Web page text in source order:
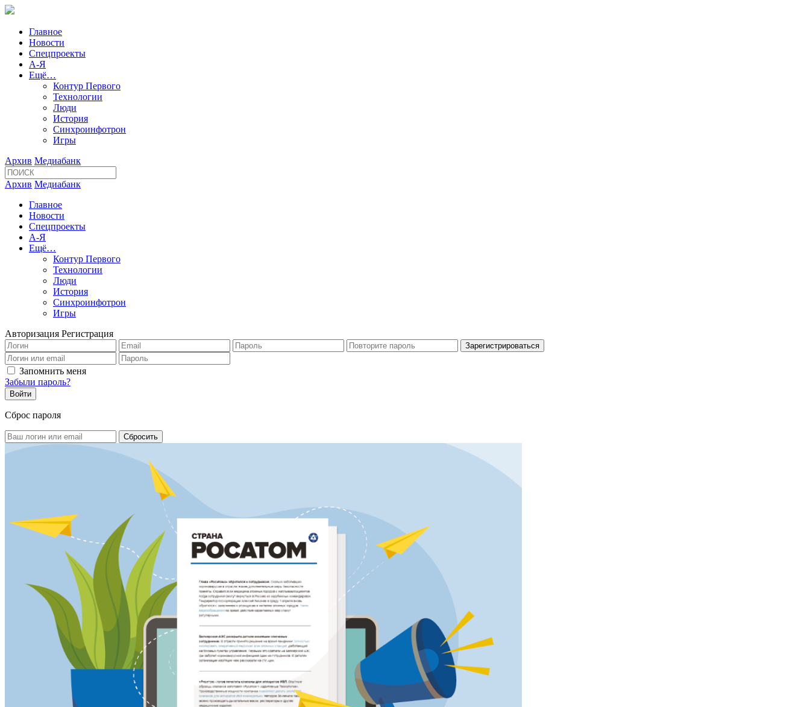
Главное
Новости
Спецпроекты
А-Я
Ещё…
Контур Первого
Технологии
Люди
История
Синхроинфотрон
Игры
Архив Медиабанк
Архив Медиабанк
Главное
Новости
Спецпроекты
А-Я
Ещё…
Контур Первого
Технологии
Люди
История
Синхроинфотрон
Игры
Авторизация Регистрация
Запомнить меня
Забыли пароль?
Сброс пароля